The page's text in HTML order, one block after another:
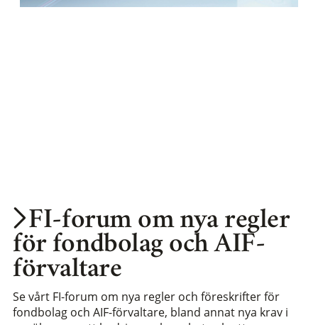
FI-forum om nya regler
för fondbolag och AIF-
förvaltare
Se vårt FI-forum om nya regler och föreskrifter för
fondbolag och AIF-förvaltare, bland annat nya krav i